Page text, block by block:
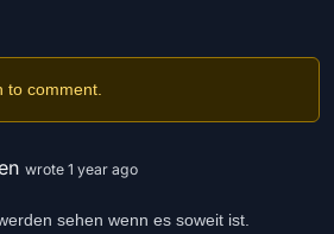
to comment.
wrote 1 year ago
sehen wenn es soweit ist.